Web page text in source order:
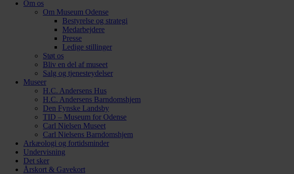
Om os
Om Museum Odense
Bestyrelse og strategi
Medarbejdere
Presse
Ledige stillinger
Støt os
Bliv en del af museet
Salg og tjenesteydelser
Museer
H.C. Andersens Hus
H.C. Andersens Barndomshjem
Den Fynske Landsby
TID – Museum for Odense
Carl Nielsen Museet
Carl Nielsens Barndomshjem
Arkæologi og fortidsminder
Undervisning
Det sker
Årskort & Gavekort